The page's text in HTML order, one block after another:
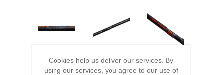
Cookies help us deliver our services. By
using our services, you agree to our use of